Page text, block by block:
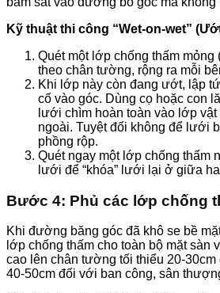
Kỹ thuật thi công “Wet-on-wet”
Quét một lớp chống thấm mỏng
theo chân tường, rộng ra mỗi
Khi lớp này còn đang ướt, lập
cố vào góc. Dùng cọ hoặc con
lưới chìm hoàn toàn vào lớp
ngoài. Tuyệt đối không để lưới
phồng rộp.
Quét ngay một lớp chống thấm
lưới để “khóa” lưới lại ở giữa
Bước 4: Phủ các lớp chống
Khi đường băng góc đã khô se bề
lớp chống thấm cho toàn bộ mặt sàn
cao lên chân tường tối thiểu 20-
40-50cm đối với ban công, sân